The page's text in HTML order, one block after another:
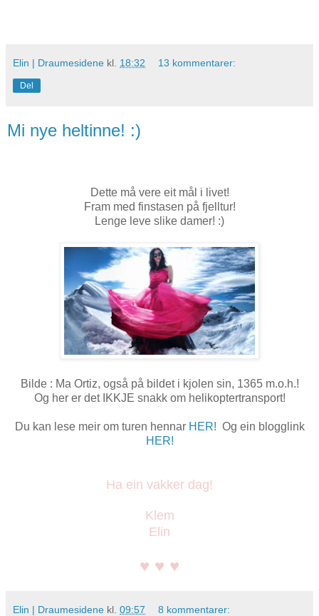
Elin | Draumesidene kl. 18:32 13 kommentarer:
Del
Mi nye heltinne! :)
Dette må vere eit mål i livet!
Fram med finstasen på fjelltur!
Lenge leve slike damer! :)
Bilde : Ma Ortiz, også på bildet i kjolen sin, 1365 m.o.h.!
Og her er det IKKJE snakk om helikoptertransport!
Du kan lese meir om turen hennar HER! Og ein blogglink
HER!
Ha ein vakker dag!
Klem
Elin
♥ ♥ ♥
Elin | Draumesidene kl. 09:57 8 kommentarer: